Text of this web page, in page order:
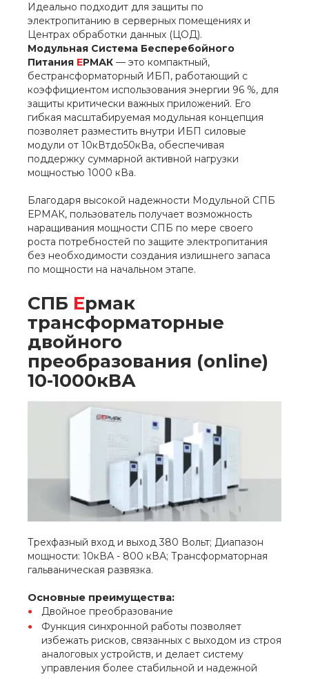
Идеально подходит для защиты по
электропитанию в серверных помещениях и
Центрах обработки данных (ЦОД).
Модульная Система Бесперебойного
Питания ЕРМАК — это компактный,
бестрансформаторный ИБП, работающий с
коэффициентом использования энергии 96 %, для
защиты критически важных приложений. Его
гибкая масштабируемая модульная концепция
позволяет разместить внутри ИБП силовые
модули от 10кВтдо50кВа, обеспечивая
поддержку суммарной активной нагрузки
мощностью 1000 кВа.
Благодаря высокой надежности Модульной СПБ
ЕРМАК, пользователь получает возможность
наращивания мощности СПБ по мере своего
роста потребностей по защите электропитания
без необходимости создания излишнего запаса
по мощности на начальном этапе.
СПБ Ермак
трансформаторные
двойного
преобразования (online)
10-1000кВА
Трехфазный вход и выход 380 Вольт; Диапазон
мощности: 10кВА - 800 кВА; Трансформаторная
гальваническая развязка.
Основные преимущества:
Двойное преобразование
Функция синхронной работы позволяет
избежать рисков, связанных с выходом из строя
аналоговых устройств, и делает систему
управления более стабильной и надежной